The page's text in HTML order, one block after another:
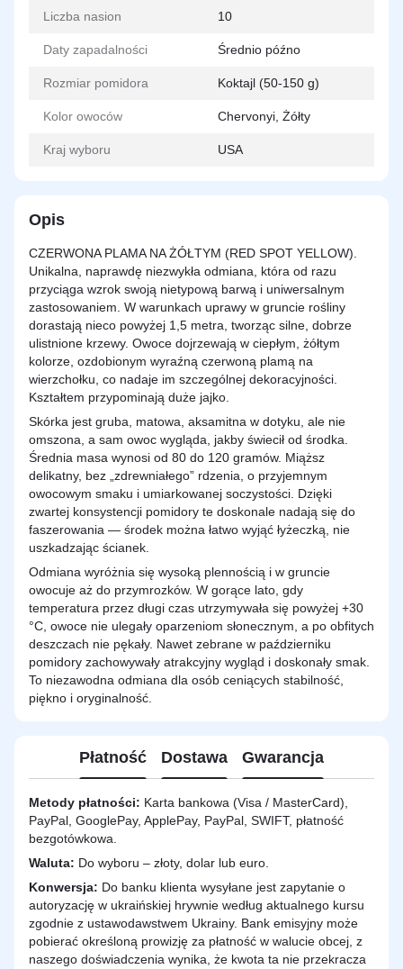
Liczba nasion 10
Daty zapadalności Średnio późno
Rozmiar pomidora Koktajl (50-150 g)
Kolor owoców Chervonyi, Żółty
Kraj wyboru USA
Opis
CZERWONA PLAMA NA ŻÓŁTYM (RED SPOT YELLOW).
Unikalna, naprawdę niezwykła odmiana, która od razu
przyciąga wzrok swoją nietypową barwą i uniwersalnym
zastosowaniem. W warunkach uprawy w gruncie rośliny
dorastają nieco powyżej 1,5 metra, tworząc silne, dobrze
ulistnione krzewy. Owoce dojrzewają w ciepłym, żółtym
kolorze, ozdobionym wyraźną czerwoną plamą na
wierzchołku, co nadaje im szczególnej dekoracyjności.
Kształtem przypominają duże jajko.
Skórka jest gruba, matowa, aksamitna w dotyku, ale nie
omszona, a sam owoc wygląda, jakby świecił od środka.
Średnia masa wynosi od 80 do 120 gramów. Miąższ
delikatny, bez „zdrewniałego” rdzenia, o przyjemnym
owocowym smaku i umiarkowanej soczystości. Dzięki
zwartej konsystencji pomidory te doskonale nadają się do
faszerowania — środek można łatwo wyjąć łyżeczką, nie
uszkadzając ścianek.
Odmiana wyróżnia się wysoką plennością i w gruncie
owocuje aż do przymrozków. W gorące lato, gdy
temperatura przez długi czas utrzymywała się powyżej +30
°C, owoce nie ulegały oparzeniom słonecznym, a po obfitych
deszczach nie pękały. Nawet zebrane w październiku
pomidory zachowywały atrakcyjny wygląd i doskonały smak.
To niezawodna odmiana dla osób ceniących stabilność,
piękno i oryginalność.
Płatność Dostawa Gwarancja
Metody płatności: Karta bankowa (Visa / MasterCard),
PayPal, GooglePay, ApplePay, PayPal, SWIFT, płatność
bezgotówkowa.
Waluta: Do wyboru – złoty, dolar lub euro.
Konwersja: Do banku klienta wysyłane jest zapytanie o
autoryzację w ukraińskiej hrywnie według aktualnego kursu
zgodnie z ustawodawstwem Ukrainy. Bank emisyjny może
pobierać określoną prowizję za płatność w walucie obcej, z
naszego doświadczenia wynika, że kwota ta nie przekracza